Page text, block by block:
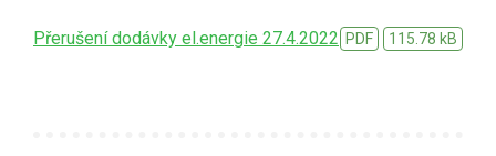
Přerušení dodávky el.energie 27.4.2022 PDF 115.78 kB